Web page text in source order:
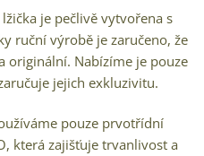
lžička je pečlivě vytvořena s
ruční výrobě je zaručeno, že
originální. Nabízíme je pouze
jejich exkluzivitu.
pouze prvotřídní
která zajišťuje trvanlivost a